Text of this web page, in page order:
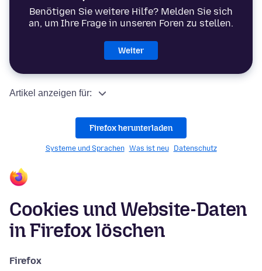
Benötigen Sie weitere Hilfe? Melden Sie sich
an, um Ihre Frage in unseren Foren zu stellen.
Weiter
Artikel anzeigen für:
Firefox herunterladen
Systeme und Sprachen Was ist neu Datenschutz
Cookies und Website-Daten
in Firefox löschen
Firefox